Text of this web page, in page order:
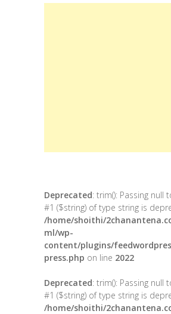
Deprecated: trim(): Passing null
#1 ($string) of type string is
/home/shoithi/
ml/wp-
content/plugins/
press.php on line 2022
Deprecated: trim(): Passing null
#1 ($string) of type string is
/home/shoithi/